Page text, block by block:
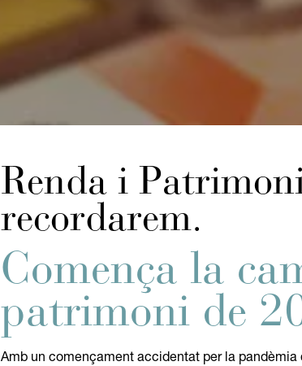
Renda i
recordarem.
Comença la
patrimoni de
Amb un començament accidentat per la